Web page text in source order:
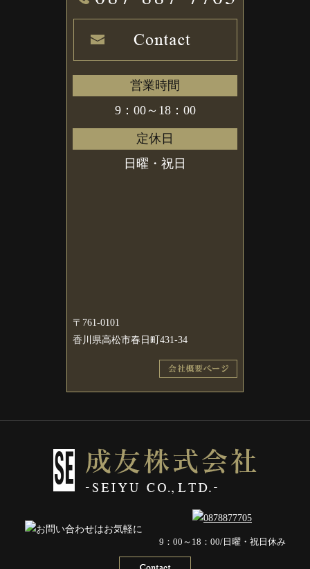
営業時間
9：00～18：00
定休日
日曜・祝日
〒761-0101
香川県高松市春日町431-34
9：00～18：00/日曜・祝日休み